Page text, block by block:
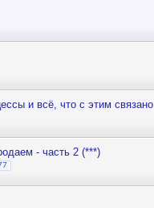
и всё, что с этим связано
- часть 2 (***)